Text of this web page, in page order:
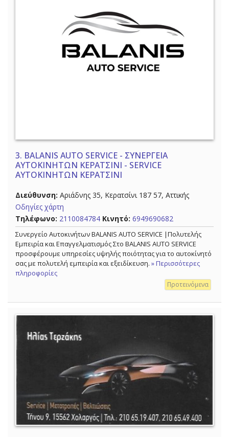
3. BALANIS AUTO SERVICE - ΣΥΝΕΡΓΕΙΑ
ΑΥΤΟΚΙΝΗΤΩΝ ΚΕΡΑΤΣΙΝΙ - SERVICE
ΑΥΤΟΚΙΝΗΤΩΝ ΚΕΡΑΤΣΙΝΙ
Διεύθυνση: Αριάδνης 35, Κερατσίνι 187 57, Αττικής
Οδηγίες χάρτη
Τηλέφωνο: 2110084784 Κινητό: 6949690682
Συνεργείο Αυτοκινήτων BALANIS AUTO SERVICE |Πολυτελής
Εμπειρία και Επαγγελματισμός Στο BALANIS AUTO SERVICE
προσφέρουμε υπηρεσίες υψηλής ποιότητας για το αυτοκίνητό
σας με πολυτελή εμπειρία και εξειδίκευση. » Περισσότερες
πληροφορίες
Προτεινόμενα